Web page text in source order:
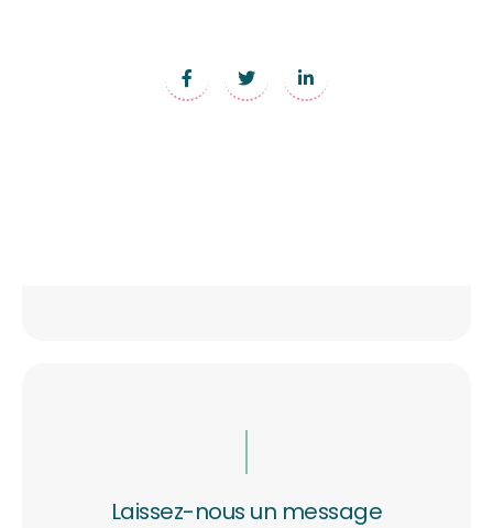
Laissez-nous un message